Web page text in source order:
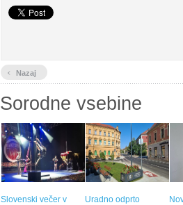
‹ Nazaj
Sorodne vsebine
Slovenski večer v
Uradno odprto